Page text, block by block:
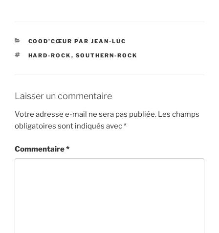
CATÉGORIES
COOD'CŒUR PAR JEAN-LUC
ÉTIQUETTES
HARD-ROCK , SOUTHERN-ROCK
Laisser un commentaire
Votre adresse e-mail ne sera pas publiée. Les champs
obligatoires sont indiqués avec*
Commentaire*